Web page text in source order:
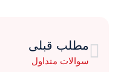
مطلب قبلی
سوالات متداول